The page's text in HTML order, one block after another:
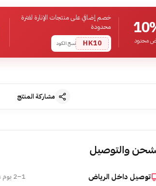
محدود
خصم إضافي على منتجات الإنارة لفترة
محدودة
HK10 نسخ الكود
مشاركة المنتج
والتوصيل
توصيل داخل الرياض 1–2 يوم عمل